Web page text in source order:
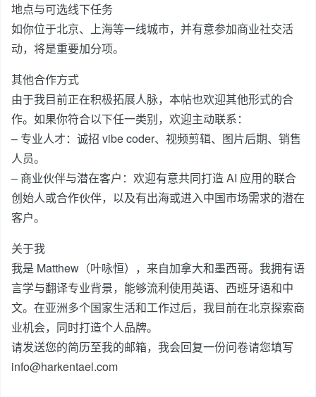
地点与可选线下任务
如你位于北京、上海等一线城市，并有意参加商业社交活
动，将是重要加分项。
其他合作方式
由于我目前正在积极拓展人脉，本帖也欢迎其他形式的合
作。如果你符合以下任一类别，欢迎主动联系：
– 专业人才：诚招 vibe coder、视频剪辑、图片后期、销售
人员。
– 商业伙伴与潜在客户：欢迎有意共同打造 AI 应用的联合
创始人或合作伙伴，以及有出海或进入中国市场需求的潜在
客户。
关于我
我是 Matthew（叶咏恒），来自加拿大和墨西哥。我拥有语
言学与翻译专业背景，能够流利使用英语、西班牙语和中
文。在亚洲多个国家生活和工作过后，我目前在北京探索商
业机会，同时打造个人品牌。
请发送您的简历至我的邮箱，我会回复一份问卷请您填写
info@harkentael.com